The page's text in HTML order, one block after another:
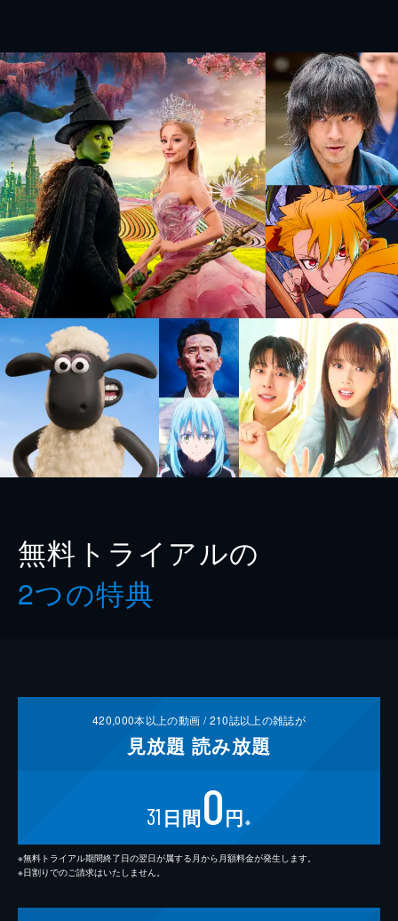
無料トライアルの
2つの特典
420,000本以上の動画 /210誌以上の雑誌が
見放題 読み放題
31 日間0円 ※
※無料トライアル期間終了日の翌日が属する月から月額料金が発生します。
※日割りでのご請求はいたしません。